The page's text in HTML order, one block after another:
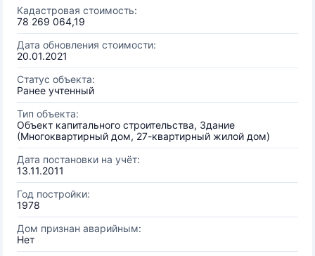
Кадастровая стоимость:
78 269 064,19
Дата обновления стоимости:
20.01.2021
Статус объекта:
Ранее учтенный
Тип объекта:
Объект капитального строительства, Здание
(Многоквартирный дом, 27-квартирный жилой дом)
Дата постановки на учёт:
13.11.2011
Год постройки:
1978
Дом признан аварийным:
Нет